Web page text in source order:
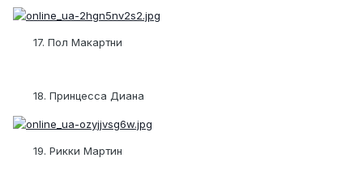
17. Пол Макартни
18. Принцесса Диана
19. Рикки Мартин